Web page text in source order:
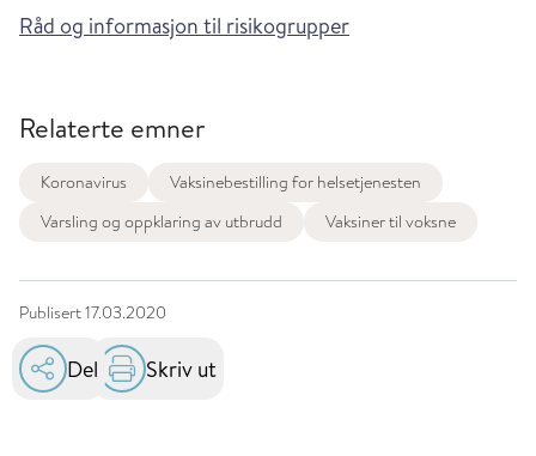
Råd og informasjon til risikogrupper
Relaterte emner
Koronavirus
Vaksinebestilling for helsetjenesten
Varsling og oppklaring av utbrudd
Vaksiner til voksne
Publisert17.03.2020
Del Skriv ut